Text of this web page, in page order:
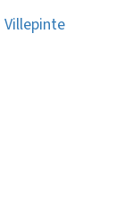
Villepinte